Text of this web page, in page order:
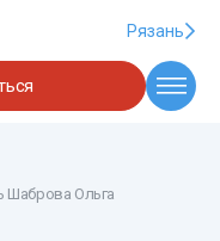
Рязань
Шаброва Ольга